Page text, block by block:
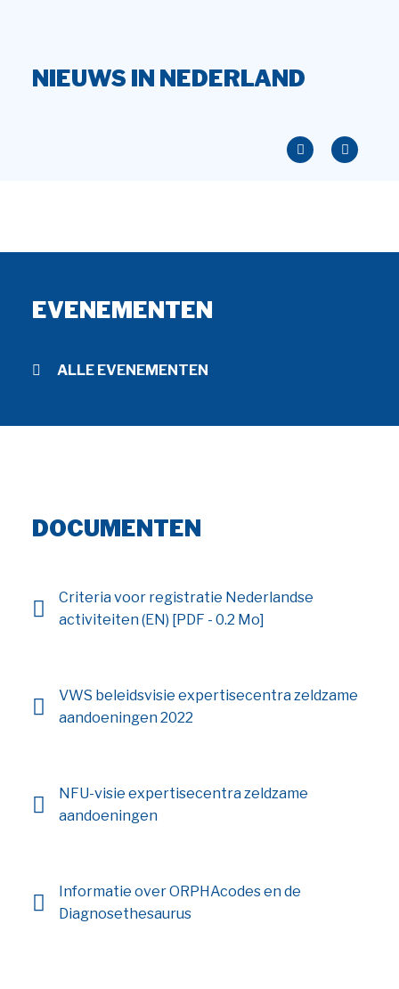
NIEUWS IN NEDERLAND
EVENEMENTEN
ALLE EVENEMENTEN
DOCUMENTEN
Criteria voor registratie Nederlandse
activiteiten (EN) [PDF - 0.2 Mo]
VWS beleidsvisie expertisecentra zeldzame
aandoeningen 2022
NFU-visie expertisecentra zeldzame
aandoeningen
Informatie over ORPHAcodes en de
Diagnosethesaurus